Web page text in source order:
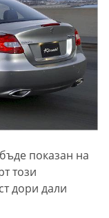
показан на
този
дори дали